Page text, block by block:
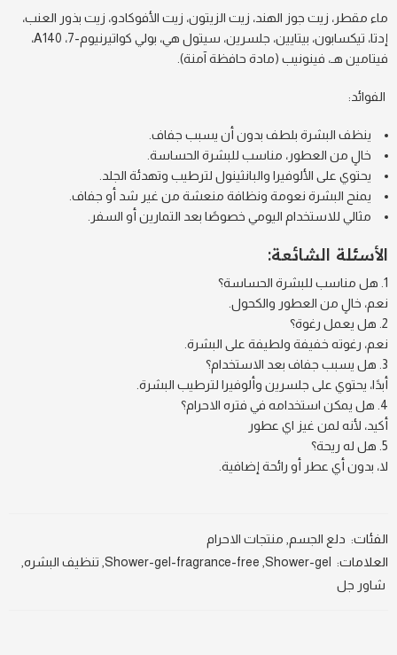
ماء مقطر، زيت جوز الهند، زيت الزيتون، زيت الأفوكادو، زيت بذور العنب،
إدتا، تيكسابون، بيتايين، جلسرين، سيتول هي، بولي كواتيرنيوم-7، A140،
فيتامين هـ، فينونيب (مادة حافظة آمنة).
الفوائد:
ينظف البشرة بلطف بدون أن يسبب جفاف.
خالٍ من العطور، مناسب للبشرة الحساسة.
يحتوي على الألوفيرا والبانثينول لترطيب وتهدئة الجلد.
يمنح البشرة نعومة ونظافة منعشة من غير شد أو جفاف.
مثالي للاستخدام اليومي خصوصًا بعد التمارين أو السفر.
الأسئلة الشائعة:
هل مناسب للبشرة الحساسة؟
نعم، خالٍ من العطور والكحول.
هل يعمل رغوة؟
نعم، رغوته خفيفة ولطيفة على البشرة.
هل يسبب جفاف بعد الاستخدام؟
أبدًا، يحتوي على جلسرين وألوفيرا لترطيب البشرة.
هل يمكن استخدامه في فتره الاحرام؟
أكيد، لأنه لمن غيز اي عطور
هل له ريحة؟
لا، بدون أي عطر أو رائحة إضافية.
الفئات: دلع الجسم منتجات الاحرام
العلامات:
Shower-gel
Shower-gel-fragrance-free تنظيف البشره
شاور جل